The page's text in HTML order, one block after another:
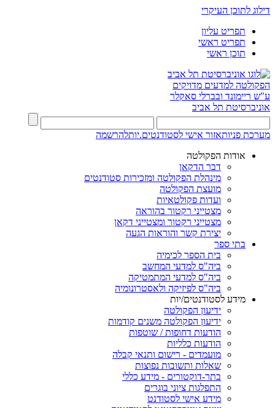
דילוג לתוכן העיקרי
תפריט עליון
תפריט ראשי
תוכן ראשי
הפקולטה למדעים מדויקים
ע"ש ריימונד ובברלי סאקלר
אוניברסיטת תל אביב
מערכת פניותאזור אישי לסטודנטים.יותלהרשמה
אודות הפקולטה
דבר הדקאן
מינהלת הפקולטה ומזכירות סטודנטים
מועצת הפקולטה
ועדות פקולטאיות
מצטייני רקטור בהוראה
מצטייני רקטור ומצטייני דקאן
יצירת קשר והוראות הגעה
בתי ספר
בית הספר לכימיה
ביה"ס למדעי המחשב
ביה"ס למדעי המתמטיקה
ביה"ס לפיזיקה ולאסטרונומיה
מידע לסטודנטים/יות
ידיעון הפקולטה
ידיעון הפקולטה משנים קודמות
הודעות דחופות / שוטפות
הודעות כלליות
מועמדים - רישום ותנאי קבלה
שאלות ותשובות נפוצות
בתר-דוקטורים - מידע כללי
התפלגות ציוני בוגרים
מידע אישי לסטודנט